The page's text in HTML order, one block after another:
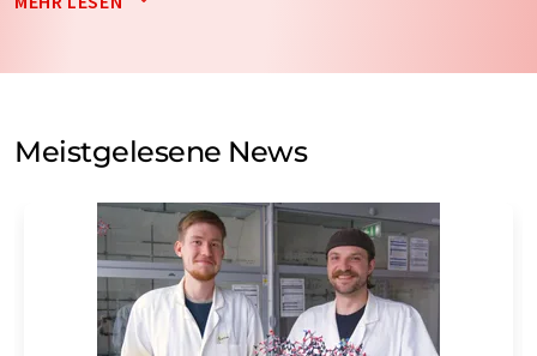
auf Basis unsererDatenschutzerklärung. LUMITOS darf
Meinungsforschung per E-Mail kontaktieren. Ihre
Einwilligung können Sie jederzeit ohne Angabe von
Str. 2, 12489 Berlin oder per E-Mail unter
widerruf@lumitos.commit Wirkung für die Zukunft
widerrufen. Zudem ist in jeder E-Mail ein Link zur
Abbestellung des entsprechenden Newsletters
enthalten.
Meistgelesene News